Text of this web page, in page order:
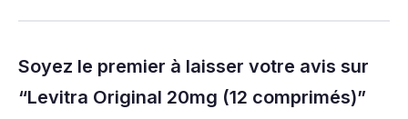
Soyez le premier à laisser votre avis sur
“Levitra Original 20mg (12 comprimés)”